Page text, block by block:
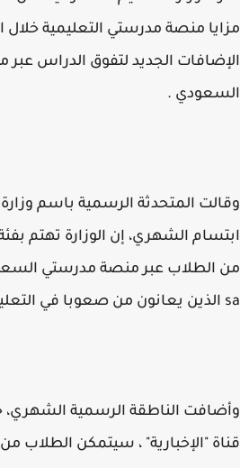
منصة مدرستي التعليمية خلال
الجديد لتفوق الدراس عبر
.
المتحدثة الرسمية باسم وزارة
الشهري، إن الوزارة تهتم بفئة
الناطقة الرسمية الشهري،
"الإخبارية" ، سيتمكن الطلاب